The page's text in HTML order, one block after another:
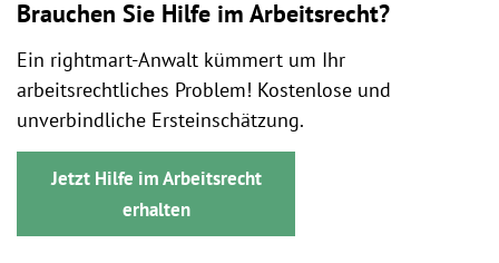
Brauchen Sie Hilfe im Arbeitsrecht?
Ein rightmart-Anwalt kümmert um Ihr
arbeitsrechtliches Problem! Kostenlose und
unverbindliche Ersteinschätzung.
Jetzt Hilfe im Arbeitsrecht
erhalten